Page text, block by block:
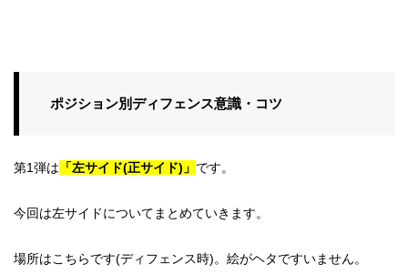
ポジション別ディフェンス意識・コツ
第1弾は 「左サイド(正サイド)」 です。
今回は左サイドについてまとめていきます。
場所はこちらです(ディフェンス時)。絵がヘタですいません。